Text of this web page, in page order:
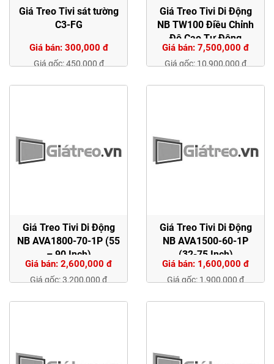
Giá Treo Tivi sát tường
C3-FG
Giá bán: 300,000 đ
Giá gốc: 450,000 đ
Giá Treo Tivi Di Động
NB TW100 Điều Chỉnh
Độ Cao Tự Động
Giá bán: 7,500,000 đ
Giá gốc: 10,900,000 đ
Giá Treo Tivi Di Động
NB AVA1800-70-1P (55
– 90 Inch)
Giá bán: 2,600,000 đ
Giá gốc: 3,200,000 đ
Giá Treo Tivi Di Động
NB AVA1500-60-1P
(32-75 Inch)
Giá bán: 1,600,000 đ
Giá gốc: 1,900,000 đ